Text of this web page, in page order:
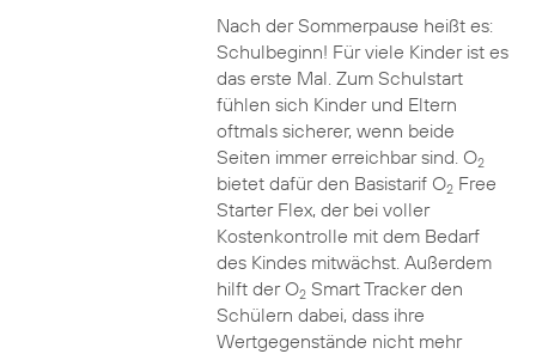
Nach der Sommerpause heißt es:
Schulbeginn! Für viele Kinder ist es
das erste Mal. Zum Schulstart
fühlen sich Kinder und Eltern
oftmals sicherer, wenn beide
Seiten immer erreichbar sind. O2
bietet dafür den Basistarif O2Free
Starter Flex, der bei voller
Kostenkontrolle mit dem Bedarf
des Kindes mitwächst. Außerdem
hilft der O2Smart Tracker den
Schülern dabei, dass ihre
Wertgegenstände nicht mehr